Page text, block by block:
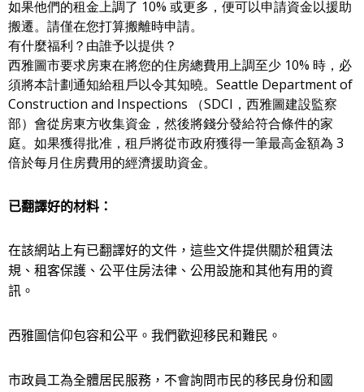
如果他們的租金上調了 10% 或更多，便可以申請資金以援助
搬遷。請僅在您打算搬離時申請。
有什麼福利？由誰予以提供？
西雅圖市要求房東在將您的住房總費用上調至少 10% 時，必
須將本計劃通知給租戶以令其知曉。Seattle Department of
Construction and Inspections （SDCI，西雅圖建設監察
部）會從房東方收集資金，然後將錢分發給符合條件的家
庭。如果獲得批准，租戶將從市政府獲得一筆最高金額為 3
倍於每月住房費用的經濟援助資金。
已翻譯好的材料：
在該網站上有已翻譯好的文件，這些文件提供關於租賃法
規、租客保護、公平住房法律、公用設施和其他有用 的資
訊。
西雅圖信仰包容和公平。我們歡迎移民和難民。
市政員工為全體居民服務，不會詢問市民的移民身份和國